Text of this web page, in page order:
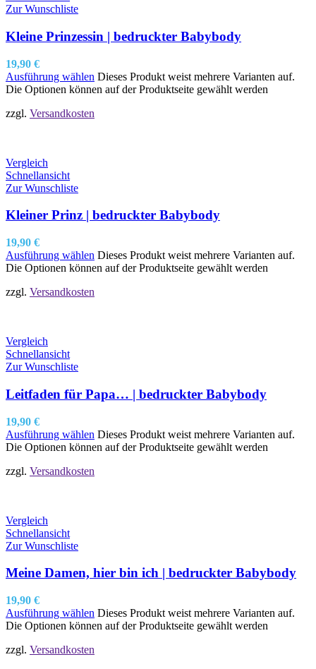
Zur Wunschliste
Kleine Prinzessin | bedruckter Babybody
19,90 €
Ausführung wählen Dieses Produkt weist mehrere Varianten auf.
Die Optionen können auf der Produktseite gewählt werden
zzgl. Versandkosten
Vergleich
Schnellansicht
Zur Wunschliste
Kleiner Prinz | bedruckter Babybody
19,90 €
Ausführung wählen Dieses Produkt weist mehrere Varianten auf.
Die Optionen können auf der Produktseite gewählt werden
zzgl. Versandkosten
Vergleich
Schnellansicht
Zur Wunschliste
Leitfaden für Papa… | bedruckter Babybody
19,90 €
Ausführung wählen Dieses Produkt weist mehrere Varianten auf.
Die Optionen können auf der Produktseite gewählt werden
zzgl. Versandkosten
Vergleich
Schnellansicht
Zur Wunschliste
Meine Damen, hier bin ich | bedruckter Babybody
19,90 €
Ausführung wählen Dieses Produkt weist mehrere Varianten auf.
Die Optionen können auf der Produktseite gewählt werden
zzgl. Versandkosten